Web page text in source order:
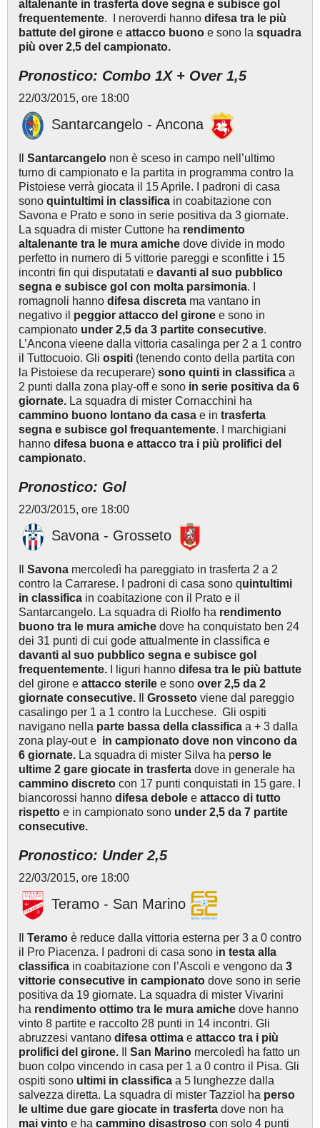
altalenante in trasferta dove segna e subisce gol
frequentemente. I neroverdi hanno difesa tra le più
battute del girone e attacco buono e sono la squadra
più over 2,5 del campionato.
Pronostico: Combo 1X + Over 1,5
22/03/2015, ore 18:00
Santarcangelo - Ancona
Santarcangelo non è sceso in campo nell’ultimo
turno di campionato e la partita in programma contro la
Pistoiese verrà giocata il 15 Aprile. I padroni di casa
sono quintultimi in classifica in coabitazione con
Savona e Prato e sono in serie positiva da 3 giornate.
La squadra di mister Cuttone ha rendimento
altalenante tra le mura amiche dove divide in modo
perfetto in numero di 5 vittorie pareggi e sconfitte i 15
incontri fin qui disputatati e davanti al suo pubblico
segna e subisce gol con molta parsimonia. I
romagnoli hanno difesa discreta ma vantano in
negativo il peggior attacco del girone e sono in
campionato under 2,5 da 3 partite consecutive.
L’Ancona vieene dalla vittoria casalinga per 2 a 1 contro
il Tuttocuoio. Gli ospiti (tenendo conto della partita con
la Pistoiese da recuperare) sono quinti in classifica a
2 punti dalla zona play-off e sono in serie positiva da 6
giornate. La squadra di mister Cornacchini ha
cammino buono lontano da casa e in trasferta
segna e subisce gol frequantemente. I marchigiani
hanno difesa buona e attacco tra i più prolifici del
campionato.
Pronostico: Gol
22/03/2015, ore 18:00
Savona - Grosseto
Savona mercoledì ha pareggiato in trasferta 2 a 2
contro la Carrarese. I padroni di casa sono quintultimi
in classifica in coabitazione con il Prato e il
Santarcangelo. La squadra di Riolfo ha rendimento
buono tra le mura amiche dove ha conquistato ben 24
dei 31 punti di cui gode attualmente in classifica e
davanti al suo pubblico segna e subisce gol
frequentemente. I liguri hanno difesa tra le più battute
del girone e attacco sterile e sono over 2,5 da 2
giornate consecutive.
Grosseto viene dal pareggio
casalingo per 1 a 1 contro la Lucchese. Gli ospiti
navigano nella parte bassa della classifica a + 3 dalla
zona play-out e in campionato dove non vincono da
6 giornate. La squadra di mister Silva ha perso le
ultime 2 gare giocate in trasferta dove in generale ha
cammino discreto con 17 punti conquistati in 15 gare. I
biancorossi hanno difesa debole e attacco di tutto
rispetto e in campionato sono under 2,5 da 7 partite
consecutive.
Pronostico: Under 2,5
22/03/2015, ore 18:00
Teramo - San Marino
Teramo è reduce dalla vittoria esterna per 3 a 0 contro
il Pro Piacenza. I padroni di casa sono in testa alla
classifica in coabitazione con l’Ascoli e vengono da 3
vittorie consecutive in campionato dove sono in serie
positiva da 19 giornate. La squadra di mister Vivarini
ha rendimento ottimo tra le mura amiche dove hanno
vinto 8 partite e raccolto 28 punti in 14 incontri. Gli
abruzzesi vantano difesa ottima e attacco tra i più
prolifici del girone.
San Marino mercoledì ha fatto un
buon colpo vincendo in casa per 1 a 0 contro il Pisa. Gli
ospiti sono ultimi in classifica a 5 lunghezze dalla
salvezza diretta. La squadra di mister Tazziol ha perso
le ultime due gare giocate in trasferta dove non ha
mai vinto e ha cammino disastroso con solo 4 punti